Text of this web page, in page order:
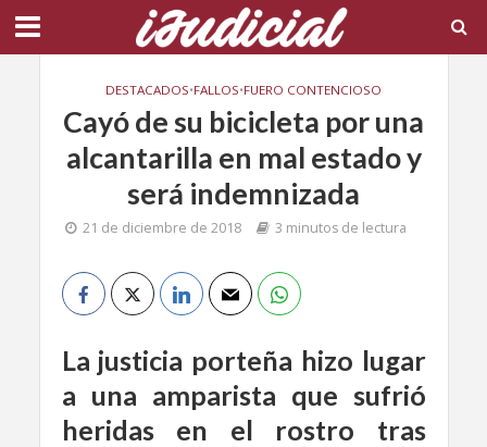
DESTACADOS•FALLOS•FUERO CONTENCIOSO
Cayó de su bicicleta por una
alcantarilla en mal estado y
será indemnizada
21 de diciembre de 2018 3 minutos de lectura
La justicia porteña hizo lugar
a una amparista que sufrió
heridas en el rostro tras